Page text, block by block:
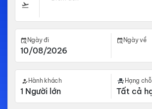
Ngày đi Ngày về
Hành khách Hạng chỗ